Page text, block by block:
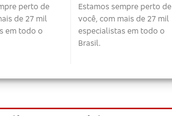
perto de
de 27 mil
em todo o
Estamos sempre perto de
você, com mais de 27 mil
especialistas em todo o
Brasil.